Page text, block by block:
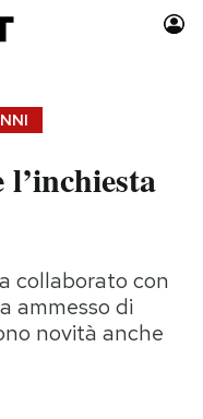
Idee
Boomer!
collaborato con
ammesso di
novità anche